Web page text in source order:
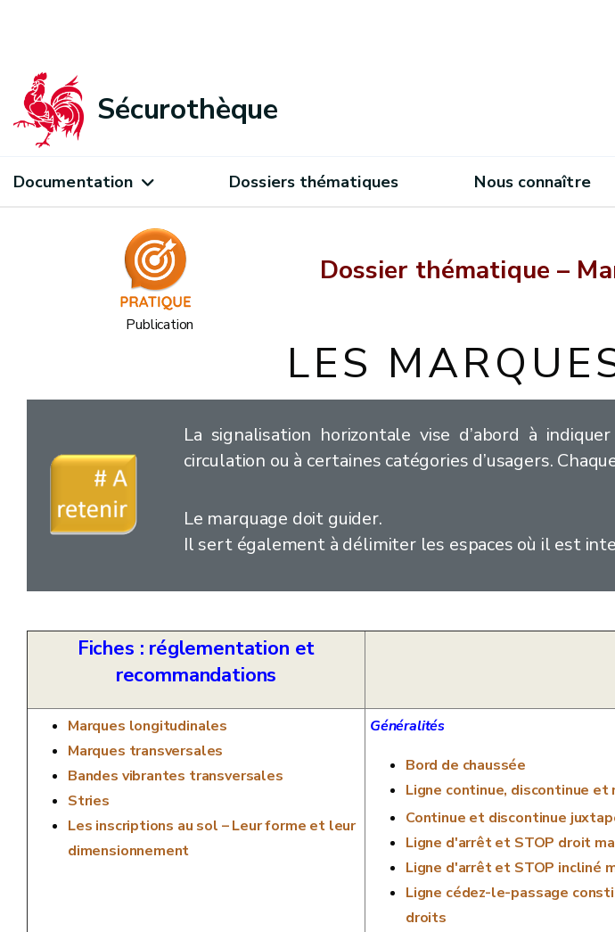
Sécurothèque
Documentation Dossiers thématiques Nous connaître
Publication
Dossier thématique –
LES
La signalisation horizontale vise d’abord à
circulation ou à certaines catégories d’usagers.
Le marquage doit guider.
Il sert également à délimiter les espaces où il est
Fiches : réglementation et
recommandations
Marques longitudinales
Marques transversales
Bandes vibrantes transversales
Stries
Les inscriptions au sol – Leur forme et leur
dimensionnement
Généralités
Bord de chaussée
Ligne continue, discontinue et
Continue et discontinue
Ligne d'arrêt et STOP droit
Ligne d'arrêt et STOP incliné
Ligne cédez-le-passage
droits